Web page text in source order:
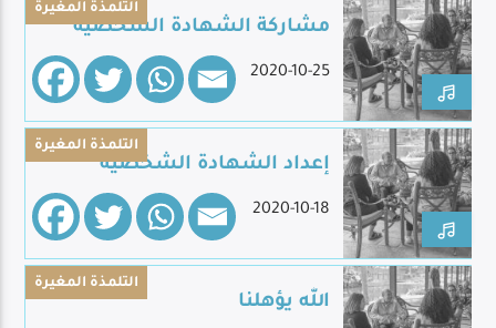
الله بيدعمني
هاني روماني
Live Broadcast
التلمذة المغيرة
مشاركة الشهادة الشخصية
2020-10-25
التلمذة المغيرة
إعداد الشهادة الشخصية
2020-10-18
التلمذة المغيرة
الله يؤهلنا